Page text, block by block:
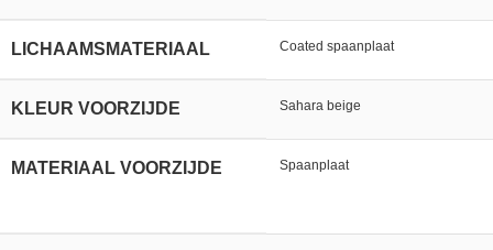
LICHAAMSMATERIAAL Coated spaanplaat
KLEUR VOORZIJDE Sahara beige
MATERIAAL VOORZIJDE Spaanplaat